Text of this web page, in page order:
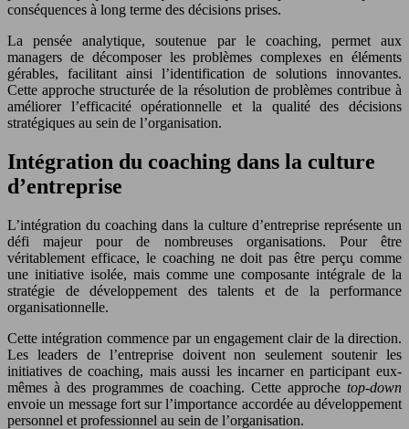
conséquences à long terme des décisions prises.
La pensée analytique, soutenue par le coaching, permet aux
managers de décomposer les problèmes complexes en éléments
gérables, facilitant ainsi l’identification de solutions innovantes.
Cette approche structurée de la résolution de problèmes contribue à
améliorer l’efficacité opérationnelle et la qualité des décisions
stratégiques au sein de l’organisation.
Intégration du coaching dans la culture
d’entreprise
L’intégration du coaching dans la culture d’entreprise représente un
défi majeur pour de nombreuses organisations. Pour être
véritablement efficace, le coaching ne doit pas être perçu comme
une initiative isolée, mais comme une composante intégrale de la
stratégie de développement des talents et de la performance
organisationnelle.
Cette intégration commence par un engagement clair de la direction.
Les leaders de l’entreprise doivent non seulement soutenir les
initiatives de coaching, mais aussi les incarner en participant eux-
mêmes à des programmes de coaching. Cette approche top-down
envoie un message fort sur l’importance accordée au développement
personnel et professionnel au sein de l’organisation.